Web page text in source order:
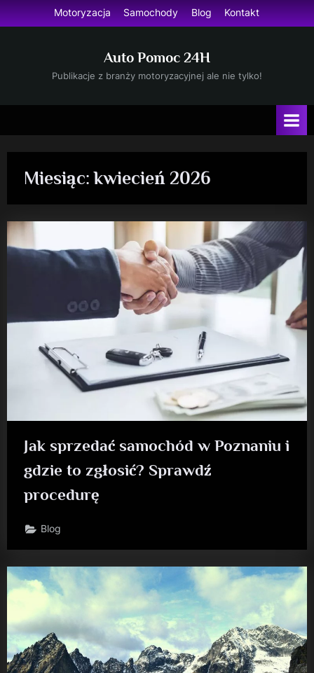
Skip
to
Motoryzacja Samochody Blog Kontakt
Auto Pomoc 24H
Publikacje z branży motoryzacyjnej ale nie tylko!
Miesiąc:kwiecień 2026
Jak sprzedać samochód w Poznaniu i
gdzie to zgłosić? Sprawdź
procedurę
Blog